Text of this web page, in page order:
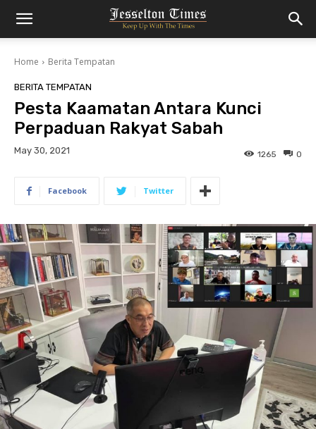
Home Berita Tempatan
BERITA TEMPATAN
Pesta Kaamatan Antara Kunci
Perpaduan Rakyat Sabah
May 30, 2021 0
1265
Facebook Twitter